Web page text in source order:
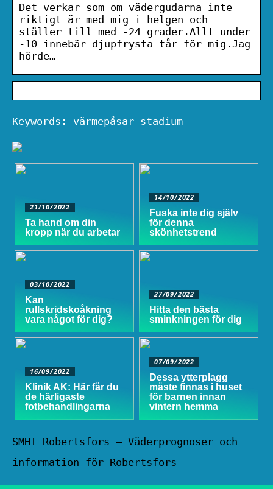
Det verkar som om vädergudarna inte
riktigt är med mig i helgen och
ställer till med -24 grader.Allt under
-10 innebär djupfrysta tår för mig.Jag
hörde…
Keywords: värmepåsar stadium
21/10/2022
Ta hand om din
kropp när du arbetar
14/10/2022
Fuska inte dig själv
för denna
skönhetstrend
03/10/2022
Kan
rullskridskoåkning
vara något för dig?
27/09/2022
Hitta den bästa
sminkningen för dig
16/09/2022
Klinik AK: Här får du
de härligaste
fotbehandlingarna
07/09/2022
Dessa ytterplagg
måste finnas i huset
för barnen innan
vintern hemma
SMHI Robertsfors – Väderprognoser och
information för Robertsfors